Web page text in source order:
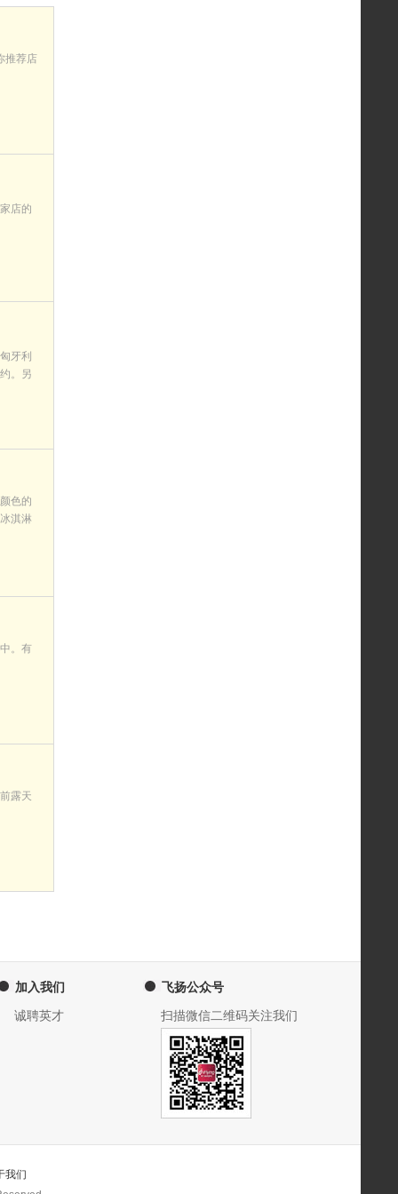
推荐店
店的
牙利
。另
色的
淇淋
。有
露天
加入我们
诚聘英才
飞扬公众号
扫描微信二维码关注我们
我们